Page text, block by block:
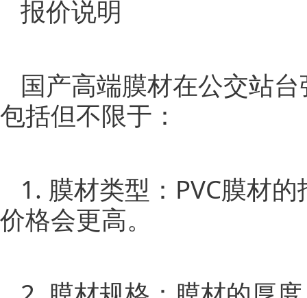
报价说明
国产高端膜材在公交站
包括但不限于：
1. 膜材类型：PVC膜材
价格会更高。